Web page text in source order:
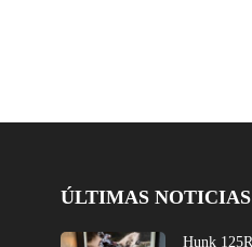
ÚLTIMAS NOTICIAS
Hunk